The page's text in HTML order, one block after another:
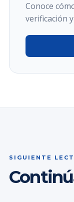
Conoce
verificación
SIGUIENTE